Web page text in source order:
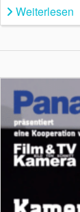
Weiterlesen